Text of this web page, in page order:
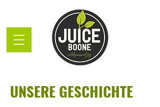
UNSERE GESCHICHTE